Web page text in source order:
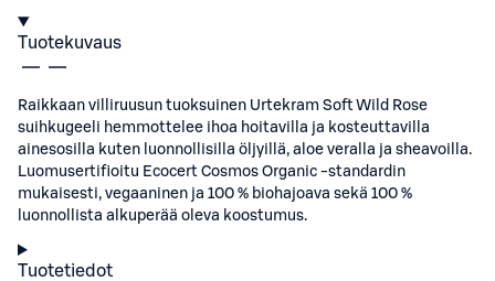
Tuotekuvaus
Raikkaan villiruusun tuoksuinen Urtekram Soft Wild Rose
suihkugeeli hemmottelee ihoa hoitavilla ja kosteuttavilla
ainesosilla kuten luonnollisilla öljyillä, aloe veralla ja sheavoilla.
Luomusertifioitu Ecocert Cosmos Organic -standardin
mukaisesti, vegaaninen ja 100 % biohajoava sekä 100 %
luonnollista alkuperää oleva koostumus.
Tuotetiedot